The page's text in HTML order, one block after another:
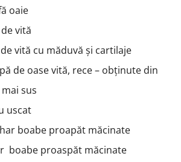
oaie
vită
vită cu măduvă și cartilaje
de oase vită, rece – obținute din
sus
uscat
boabe proapăt măcinate
boabe proaspăt măcinate